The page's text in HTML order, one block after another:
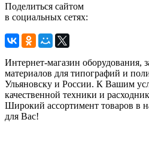
Поделиться сайтом
в социальных сетях:
Интернет-магазин оборудования,
материалов для типографий и
Ульяновску и России. К Вашим
качественной техники и
Широкий ассортимент товаров в
для Вас!